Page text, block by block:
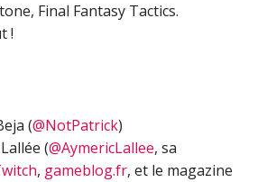
Final Fantasy Tactics.
!
(@NotPatrick)
(@AymericLallee, sa
, gameblog.fr, et le magazine